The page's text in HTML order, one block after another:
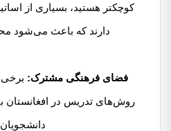
کوچکتر هستید، بسیاری از
دارند که باعث می‌شود
فضای فرهنگی مشترک: برخی
روش‌های تدریس در افغانستان